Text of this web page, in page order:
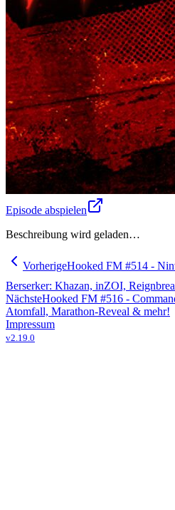
Episode abspielen
Beschreibung wird geladen…
VorherigeHooked FM #514 -
Berserker: Khazan, inZOI,
NächsteHooked FM #516 -
Atomfall, Marathon-Reveal & mehr!
Impressum
v2.19.0